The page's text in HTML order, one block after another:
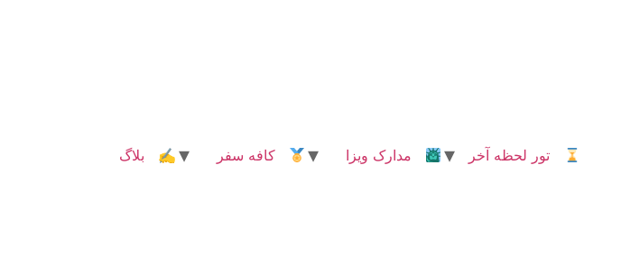
تور لحظه آخر مدارک ویزا کافه سفر ✍ بلاگ